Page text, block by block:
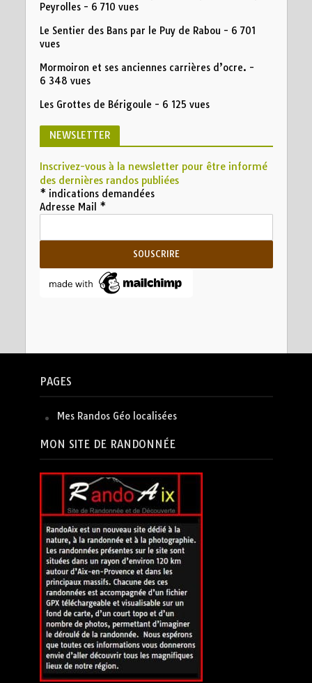
Peyrolles- 6 710 vues
Le Sentier des Bans par le Puy de Rabou - 6 701
vues
Mormoiron et ses anciennes carrières d’ocre. -
6 348 vues
Les Grottes de Bérigoule - 6 125 vues
NEWSLETTER
Inscrivez-vous à la newsletter pour être informé
des dernières randos publiées
* indications demandées
Adresse Mail *
PAGES
Mes Randos Géo localisées
MON SITE DE RANDONNÉE